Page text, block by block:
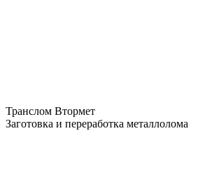
Транслом Втормет
Заготовка и переработка металлолома